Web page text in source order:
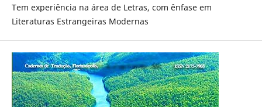
Tem experiência na área de Letras, com ênfase em
Literaturas Estrangeiras Modernas